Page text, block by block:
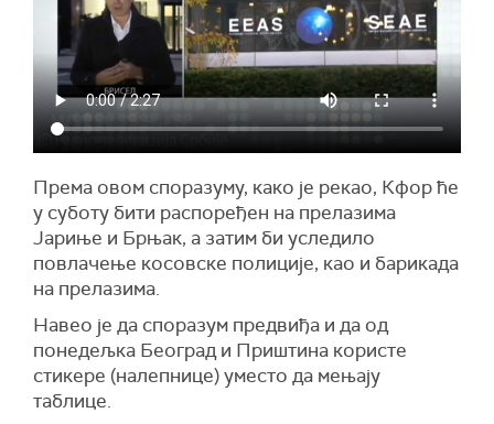
Према овом споразуму, како је рекао, Кфор ће
у суботу бити распоређен на прелазима
Јариње и Брњак, а затим би уследило
повлачење косовске полиције, као и барикада
на прелазима.
Навео је да споразум предвиђа и да од
понедељка Београд и Приштина користе
стикере (налепнице) уместо да мењају
таблице.